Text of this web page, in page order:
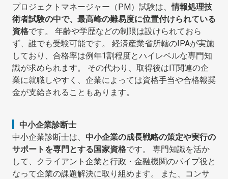
プロジェクトマネージャー（PM）試験は、情報処理技
術者試験の中で、最高峰の難易度に位置付けられている
資格です。 年齢や学歴などの制限は設けられておら
ず、誰でも受験可能です。 経済産業省所轄のIPAが実施
しており、合格率は例年1割程度とハイレベルな専門知
識が求められます。 その代わり、取得後はIT関連の企
業に就職しやすく、企業によっては資格手当や合格報奨
金が支給されることもあります。
中小企業診断士
中小企業診断士は、 中小企業の成長戦略の策定や実行の
サポートを専門とする国家資格です。 専門知識を活か
して、クライアント企業と行政・金融機関のパイプ役と
なって企業の課題解決に取り組めます。 また、コンサ